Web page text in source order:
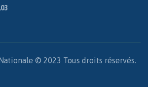
© 2023 Tous droits réservés.